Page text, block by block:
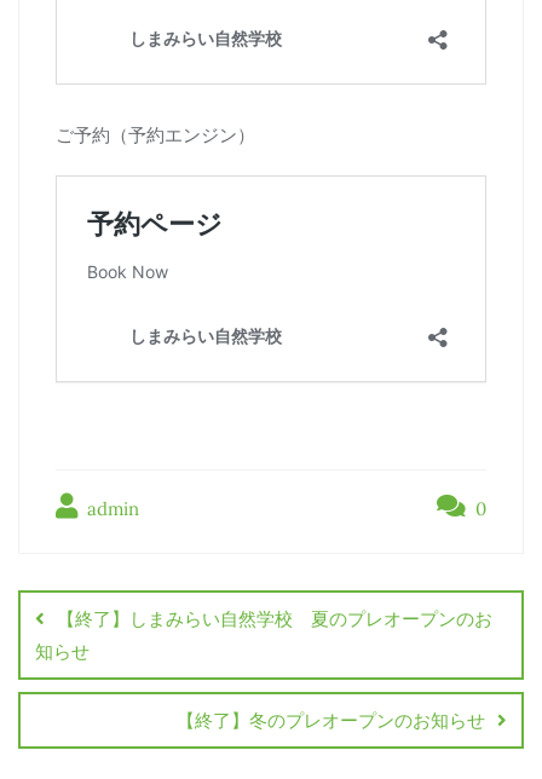
ご予約（予約エンジン）
admin 0
投
稿
ナ
ビ
ゲ
【終了】しまみらい自然学校 夏のプレオープンのお
知らせ
【終了】冬のプレオープンのお知らせ